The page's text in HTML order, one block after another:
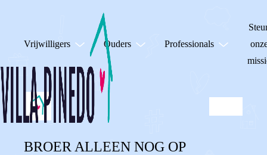
Vrijwilligers Ouders Professionals
BROER ALLEEN NOG OP